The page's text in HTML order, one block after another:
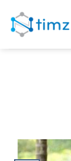
content